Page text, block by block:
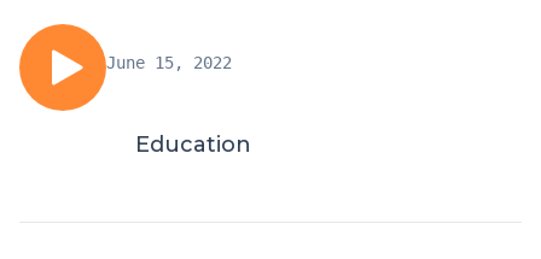
June 15, 2022
Education